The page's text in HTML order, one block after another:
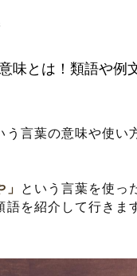
味とは！類語や例
う言葉の意味や使い
」
という言葉を使っ
語を紹介して行きま